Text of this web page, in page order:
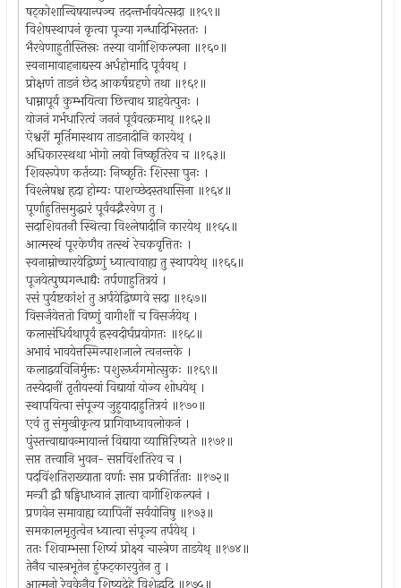
षट्कोशान्विषयान्पञ्च तदन्तर्भावयेत्सदा ॥१५९॥
विशेषस्थापनं कृत्वा पूज्या गन्धादिभिस्ततः ।
भैरवेणाहुतीस्तिस्रः तस्या वागीशिकल्पना ॥१६०॥
स्वनामावाहनाद्यस्य अर्धहोमादि पूर्ववथ् ।
प्रोक्षणं ताडनं छेद आकर्षग्रहणे तथा ॥१६१॥
धाम्नापूर्य कुम्भयित्वा छित्त्वाथ ग्राहयेत्पुनः ।
योजनं गर्भधारित्वं जननं पूर्ववत्क्रमाथ् ॥१६२॥
ऐश्वरीं मूर्तिमास्थाय ताडनादीनि कारयेथ् ।
अधिकारस्थथा भोगो लयो निष्कृतिरेव च ॥१६३॥
शिवरूपेण कर्तव्याः निष्कृतिः शिरसा पुनः ।
विश्लेषश्च हृदा होम्यः पाशच्छेदस्तथासिना ॥१६४॥
पूर्णाहुतिसमुद्धारं पूर्ववद्भैरवेण तु ।
सदाशिवतनौ स्थित्वा विश्लेषादीनि कारयेथ् ॥१६५॥
आत्मस्थं पूरकेणैव तत्स्थं रेचकवृत्तितः ।
स्वनाम्नोच्चारयेद्विष्णुं ध्यात्वावाह्य तु स्थापयेथ् ॥१६६॥
पूजयेत्पुष्पगन्धाद्यैः तर्पणाहुतित्रयं ।
रसं पुर्यष्टकांशं तु अर्पयेद्विष्णवे सदा ॥१६७॥
विसर्जयेत्ततो विष्णुं वागीशीं च विसर्जयेथ् ।
कलासंधिर्यथापूर्वं ह्रस्वदीर्घप्रयोगतः ॥१६८॥
अभावं भावयेत्तस्मिन्पाशजाले त्वनन्तके ।
कलाद्वयविनिर्मुक्तः पशुरूर्ध्वगमोत्सुकः ॥१६९॥
तस्येदानीं तृतीयस्यां विद्यायां योज्य शोधयेथ् ।
स्थापयित्वा संपूज्य जुहुयादाहुतित्रयं ॥१७०॥
एवं तु संमुखीकृत्य प्रागिवाध्वावलोकनं ।
पुंस्तत्त्वाद्यावन्मायान्तं विद्याया व्याप्तिरिष्यते ॥१७१॥
सप्त तत्त्वानि भुवन- सप्तविंशतिरेव च ।
पदविंशतिराख्याता वर्णाः सप्त प्रकीर्तिताः ॥१७२॥
मन्त्रौ द्वौ षड्विधाध्वानं ज्ञात्वा वागीशिकल्पनं ।
प्रणवेन समावाह्य व्यापिनीं सर्वयोनिषु ॥१७३॥
समकालमृतुत्वेन ध्यात्वा संपूज्य तर्पयेथ् ।
ततः शिवाम्भसा शिष्यं प्रोक्ष्य चास्त्रेण ताडयेथ् ॥१७४॥
तेनैव चास्त्रभूतेन हुंफट्कारयुतेन तु ।